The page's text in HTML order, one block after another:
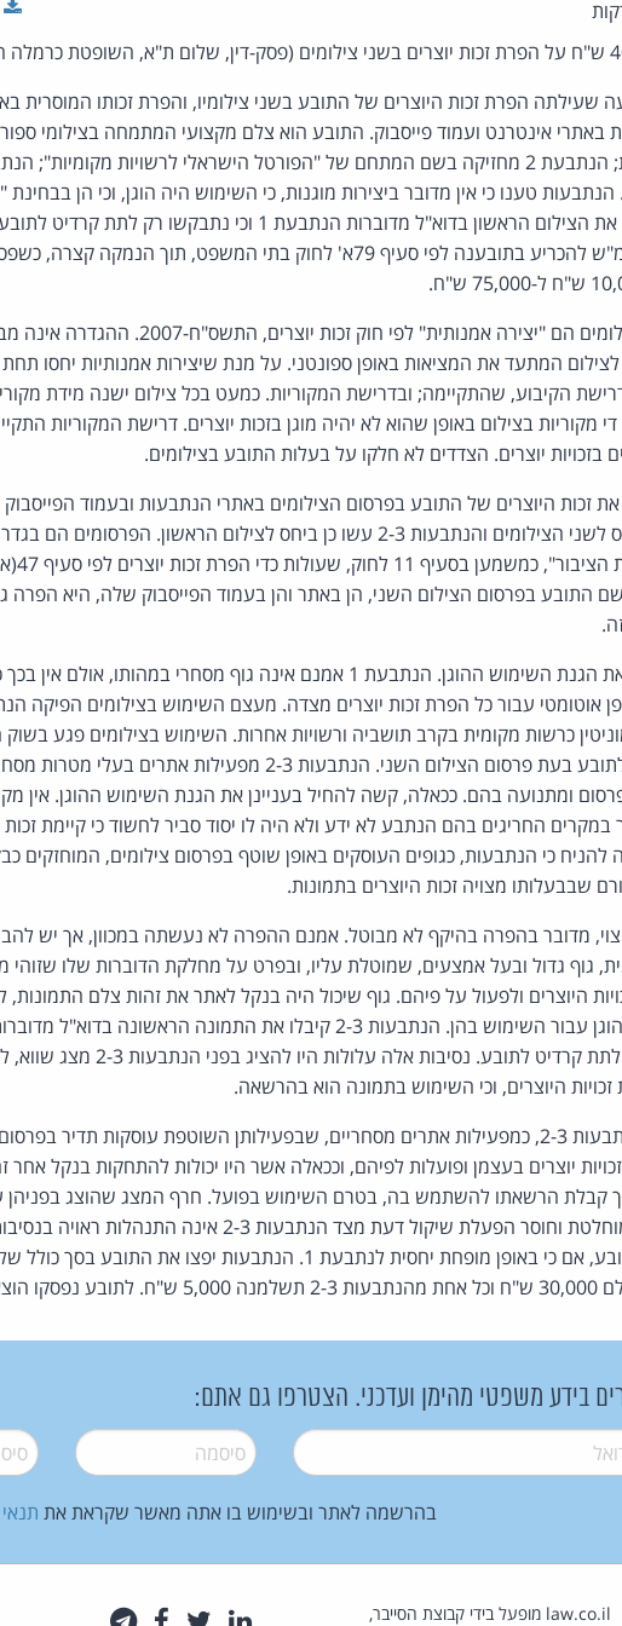
שעילתה הפרת זכות היוצרים של התובע בשני צילומיו, והפרת זכותו המוסרית
3 טענו כי קיבלו את הצילום הראשון בדוא"ל מדוברות הנתבעת 1
הסמיכו את ביהמ"ש להכריע בתובענה לפי סעיף 79א' לחוק בתי המשפט, תוך
שני הצילומים הם "יצירה אמנותית" לפי חוק
המתעד את המציאות באופן ספונטני. על מנת שיצירות אמנותיות יחסו תחת
הקיבוע, שהתקיימה; ובדרישת המקוריות. כמעט בכל צילום ישנה מידת
די מקוריות בצילום באופן שהוא לא יהיה מוגן בזכות יוצרים. דרישת המקוריות
בזכויות יוצרים. הצדדים לא חלקו על בעלות התובע בצילומים.
1 עשתה כן ביחס לשני הצילומים והנתבעות 2-3 עשו כן ביחס לצילום הראשון.
שם התובע בפרסום הצילום השני, הן באתר והן בעמוד הפייסבוק שלה, היא הפרה
לא ניתן להחיל את הגנת השימוש ההוגן. הנתבעת 1 אמנם אינה גוף מסחרי
כרשות מקומית בקרב תושביה ורשויות אחרות. השימוש בצילומים פגע
לא ניתן קרדיט לתובע בעת פרסום הצילום השני. הנתבעות 2-3 מפעילות
ומתנועה בהם. ככאלה, קשה להחיל בעניינן את הגנת השימוש ההוגן. אין
במקרים החריגים בהם הנתבע לא ידע ולא היה לו יסוד סביר לחשוד כי קיימת זכות
כי הנתבעות, כגופים העוסקים באופן שוטף בפרסום צילומים, המוחזקים
שבבעלותו מצויה זכות היוצרים בתמונות.
גוף גדול ובעל אמצעים, שמוטלת עליו, ובפרט על מחלקת הדוברות שלו שזוהי
היוצרים ולפעול על פיהם. גוף שיכול היה בנקל לאתר את זהות צלם
ולהציע לו שכר הוגן עבור השימוש בהן. הנתבעות 2-3 קיבלו את התמונה הראשונה
שהתבקשו היה לתת קרדיט לתובע. נסיבות
זכויות היוצרים, וכי השימוש בתמונה הוא בהרשאה.
עם זאת, אף הנתבעות 2-3, כמפעילות אתרים מסחריים, שבפעילותן השוטפת עוסקות תדיר
יוצרים בעצמן ופועלות לפיהם, וככאלה אשר היו יכולות להתחקות בנקל
עצימת עיניים מוחלטת וחוסר הפעלת שיקול דעת מצד הנתבעות 2-
בידע משפטי מהימן ועדכני. הצטרפו גם אתם:
סיסמה*
בהרשמה לאתר ובשימוש בו אתה מאשר שקראת את
law.co.il מופעל בידי קבוצת הסייבר,